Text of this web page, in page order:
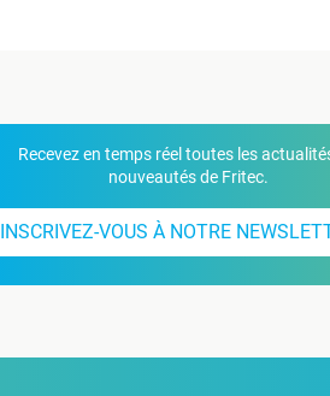
Recevez en temps réel toutes les
nouveautés de Fritec.
INSCRIVEZ-VOUS À NOTRE